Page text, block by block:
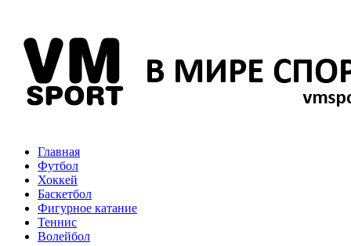
Главная
Футбол
Хоккей
Баскетбол
Фигурное катание
Теннис
Волейбол